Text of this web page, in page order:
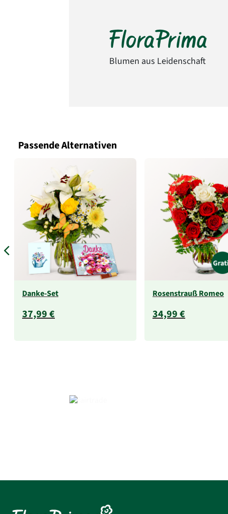
Blumen aus Leidenschaft
Passende Alternativen
Danke-Set
37,99 €
Rosenstrauß Romeo
34,99 €